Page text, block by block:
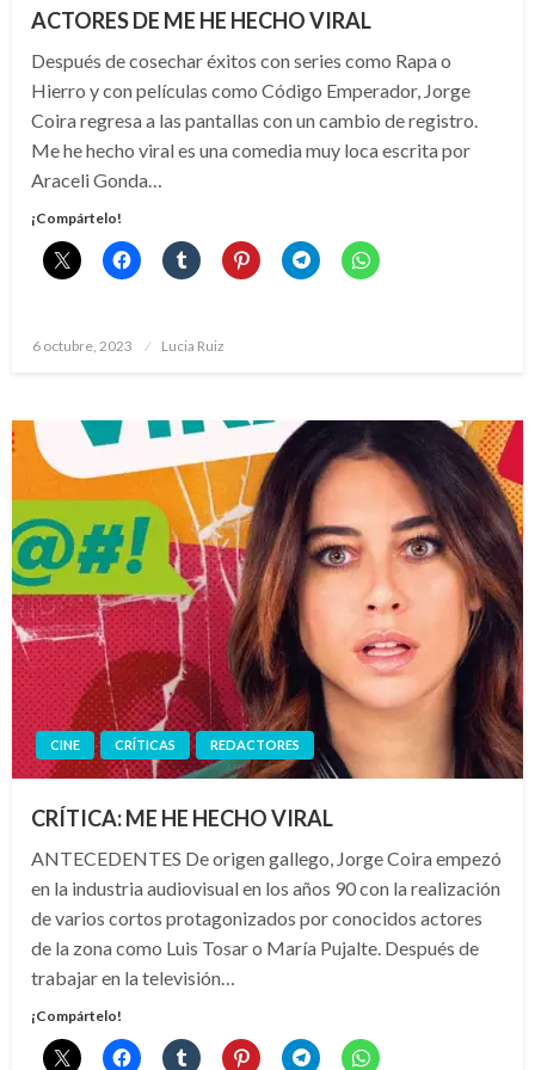
ACTORES DE ME HE HECHO VIRAL
Después de cosechar éxitos con series como Rapa o
Hierro y con películas como Código Emperador, Jorge
Coira regresa a las pantallas con un cambio de registro.
Me he hecho viral es una comedia muy loca escrita por
Araceli Gonda…
¡Compártelo!
Publicado
6 octubre, 2023 Lucia Ruiz
CINE CRÍTICAS REDACTORES
CRÍTICA: ME HE HECHO VIRAL
ANTECEDENTES De origen gallego, Jorge Coira empezó
en la industria audiovisual en los años 90 con la realización
de varios cortos protagonizados por conocidos actores
de la zona como Luis Tosar o María Pujalte. Después de
trabajar en la televisión…
¡Compártelo!